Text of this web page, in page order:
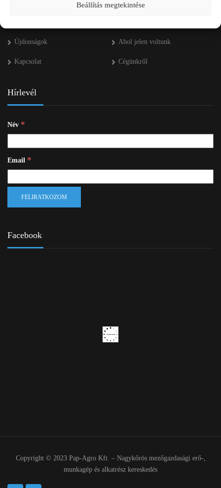
Beállítás megtekintése
Újdonságok Ahol jelen voltunk
Kapcsolat Cégünkről
Hírlevél
Név *
Email *
Facebook
Copyright © 2023 Pap-Agro Kft. – Nagykőrös mezőgazdasági erő-,
munkagép és alkatrész kereskedés